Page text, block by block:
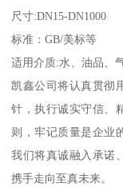
尺寸:DN15-DN1000
标准：GB/美标等
适用介质:水、油品、
凯鑫公司将认真贯彻
针，执行诚实守信、
则，牢记质量是企业
我们将真诚融入承诺
携手走向至真未来。